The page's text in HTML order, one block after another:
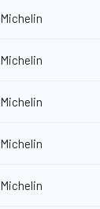
Michelin
Michelin
Michelin
Michelin
Michelin